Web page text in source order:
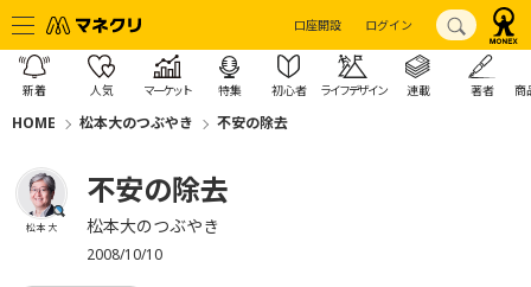
口座開設 ログイン
新着 人気 マーケット 特集 初心者 ライフデザイン 連載 著者 商
HOME 松本大のつぶやき 不安の除去
松本 大
不安の除去
松本大のつぶやき
2008/10/10